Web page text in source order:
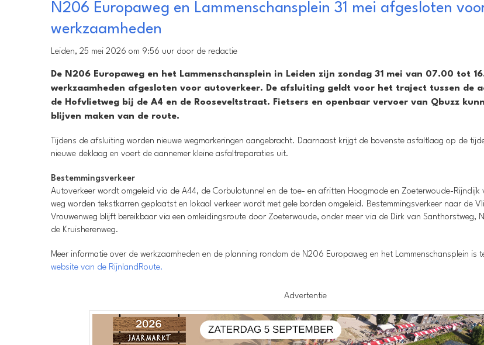
N206 Europaweg en Lammenschansplein 31 mei afgesloten
werkzaamheden
Leiden, 25 mei 2026 om 9:56 uur door de redactie
De N206 Europaweg en het Lammenschansplein in Leiden zijn zondag 31 mei van 07.00 tot
werkzaamheden afgesloten voor autoverkeer. De afsluiting geldt voor het traject tussen de
de Hofvlietweg bij de A4 en de Rooseveltstraat. Fietsers en openbaar vervoer van Qbuzz
blijven maken van de route.
Tijdens de afsluiting worden nieuwe wegmarkeringen aangebracht. Daarnaast krijgt de bovenste asfaltlaag op de
nieuwe deklaag en voert de aannemer kleine asfaltreparaties uit.
Bestemmingsverkeer
Autoverkeer wordt omgeleid via de A44, de Corbulotunnel en de toe- en afritten Hoogmade en Zoeterwoude-Rijndijk
weg worden tekstkarren geplaatst en lokaal verkeer wordt met gele borden omgeleid. Bestemmingsverkeer naar de
Vrouwenweg blijft bereikbaar via een omleidingsroute door Zoeterwoude, onder meer via de Dirk van Santhorstweg,
de Kruisherenweg.
Meer informatie over de werkzaamheden en de planning rondom de N206 Europaweg en het Lammenschansplein is
website van de RijnlandRoute.
Advertentie